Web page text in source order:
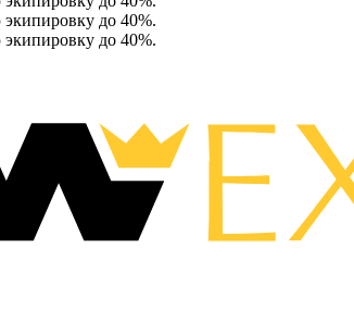
до 40%.
до 40%.